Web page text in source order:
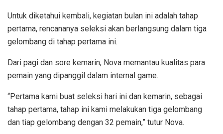
Untuk diketahui kembali, kegiatan bulan ini adalah tahap
pertama, rencananya seleksi akan berlangsung dalam tiga
gelombang di tahap pertama ini.
Dari pagi dan sore kemarin, Nova memantau kualitas para
pemain yang dipanggil dalam internal game.
“Pertama kami buat seleksi hari ini dan kemarin, sebagai
tahap pertama, tahap ini kami melakukan tiga gelombang
dan tiap gelombang dengan 32 pemain,” tutur Nova.